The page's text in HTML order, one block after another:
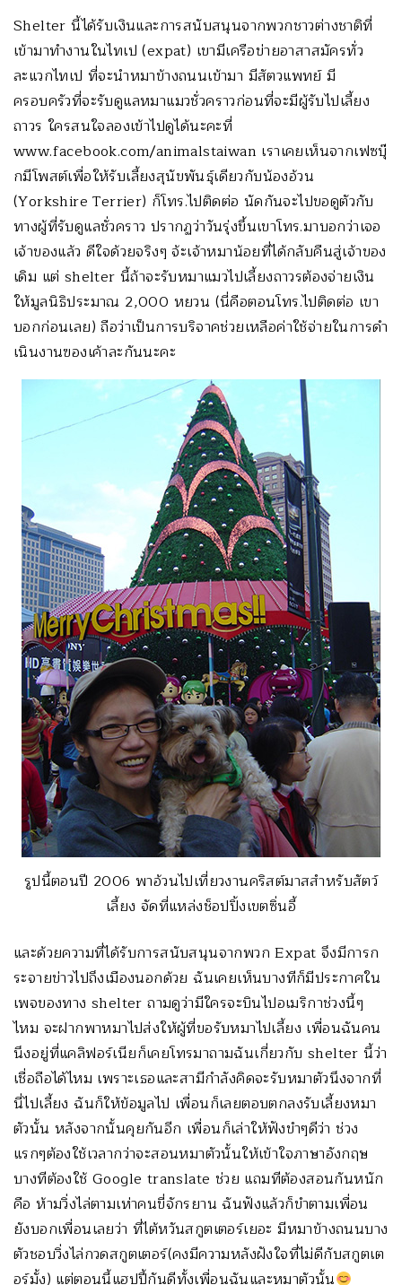
Shelter นี้ได้รับเงินและการสนับสนุนจากพวกชาวต่างชาติที่
เข้ามาทำงานในไทเป (expat) เขามีเครือข่ายอาสาสมัครทั่ว
ละแวกไทเป ที่จะนำหมาข้างถนนเข้ามา มีสัตวแพทย์ มี
ครอบครัวที่จะรับดูแลหมาแมวชั่วคราวก่อนที่จะมีผู้รับไปเลี้ยง
ถาวร ใครสนใจลองเข้าไปดูได้นะคะที่
www.facebook.com/animalstaiwan เราเคยเห็นจากเฟซบุ๊
กมีโพสต์เพื่อให้รับเลี้ยงสุนัขพันธุ์เดียวกับน้องอ้วน
(Yorkshire Terrier) ก็โทร.ไปติดต่อ นัดกันจะไปขอดูตัวกับ
ทางผู้ที่รับดูแลชั่วคราว ปรากฏว่าวันรุ่งขึ้นเขาโทร.มาบอกว่าเจอ
เจ้าของแล้ว ดีใจด้วยจริงๆ จ้ะเจ้าหมาน้อยที่ได้กลับคืนสู่เจ้าของ
เดิม แต่ shelter นี้ถ้าจะรับหมาแมวไปเลี้ยงถาวรต้องจ่ายเงิน
ให้มูลนิธิประมาณ 2,000 หยวน (นี่คือตอนโทร.ไปติดต่อ เขา
บอกก่อนเลย) ถือว่าเป็นการบริจาคช่วยเหลือค่าใช้จ่ายในการดำ
เนินงานฃองเค้าละกันนะคะ
รูปนี้ตอนปี 2006 พาอ้วนไปเที่ยวงานคริสต์มาสสำหรับสัตว์
เลี้ยง จัดที่แหล่งช็อปปิ้งเขตซิ่นอี้
และด้วยความที่ได้รับการสนับสนุนจากพวก Expat จึงมีการก
ระจายข่าวไปถึงเมืองนอกด้วย ฉันเคยเห็นบางทีก็มีประกาศใน
เพจของทาง shelter ถามดูว่ามีใครจะบินไปอเมริกาช่วงนี้ๆ
ไหม จะฝากพาหมาไปส่งให้ผู้ที่ขอรับหมาไปเลี้ยง เพื่อนฉันคน
นึงอยู่ที่แคลิฟอร์เนียก็เคยโทรมาถามฉันเกี่ยวกับ shelter นี้ว่า
เชื่อถือได้ไหม เพราะเธอและสามีกำลังคิดจะรับหมาตัวนึงจากที่
นี่ไปเลี้ยง ฉันก็ให้ข้อมูลไป เพื่อนก็เลยตอบตกลงรับเลี้ยงหมา
ตัวนั้น หลังจากนั้นคุยกันอีก เพื่อนก็เล่าให้ฟังขำๆดีว่า ช่วง
แรกๆต้องใช้เวลากว่าจะสอนหมาตัวนั้นให้เข้าใจภาษาอังกฤษ
บางทีต้องใช้ Google translate ช่วย แถมทีต้องสอนกันหนัก
คือ ห้ามวิ่งไล่ตามเห่าคนขี่จักรยาน ฉันฟังแล้วก็ขำตามเพื่อน
ยังบอกเพื่อนเลยว่า ที่ไต้หวันสกูตเตอร์เยอะ มีหมาข้างถนนบาง
ตัวชอบวิ่งไล่กวดสกูตเตอร์(คงมีความหลังฝังใจที่ไม่ดีกับสกูตเต
อร์มั้ง) แต่ตอนนี้แฮปปี้กันดีทั้งเพื่อนฉันและหมาตัวนั้น